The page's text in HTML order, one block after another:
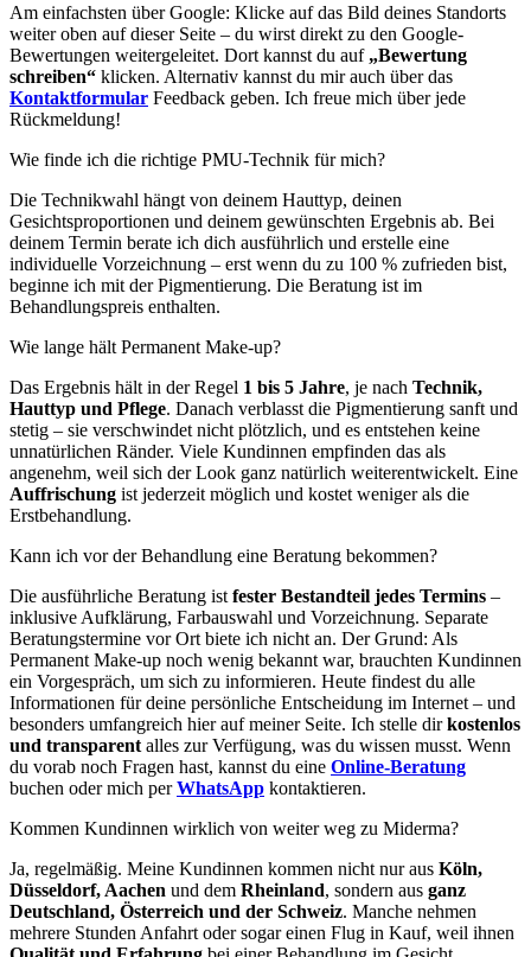
Am einfachsten über Google: Klicke auf das Bild deines Standorts
weiter oben auf dieser Seite – du wirst direkt zu den Google-
Bewertungen weitergeleitet. Dort kannst du auf „Bewertung
schreiben“ klicken. Alternativ kannst du mir auch über das
Kontaktformular Feedback geben. Ich freue mich über jede
Rückmeldung!
Wie finde ich die richtige PMU-Technik für mich?
Die Technikwahl hängt von deinem Hauttyp, deinen
Gesichtsproportionen und deinem gewünschten Ergebnis ab. Bei
deinem Termin berate ich dich ausführlich und erstelle eine
individuelle Vorzeichnung – erst wenn du zu 100 % zufrieden bist,
beginne ich mit der Pigmentierung. Die Beratung ist im
Behandlungspreis enthalten.
Wie lange hält Permanent Make-up?
Das Ergebnis hält in der Regel 1 bis 5 Jahre, je nach Technik,
Hauttyp und Pflege. Danach verblasst die Pigmentierung sanft und
stetig – sie verschwindet nicht plötzlich, und es entstehen keine
unnatürlichen Ränder. Viele Kundinnen empfinden das als
angenehm, weil sich der Look ganz natürlich weiterentwickelt. Eine
Auffrischung ist jederzeit möglich und kostet weniger als die
Erstbehandlung.
Kann ich vor der Behandlung eine Beratung bekommen?
Die ausführliche Beratung ist fester Bestandteil jedes Termins –
inklusive Aufklärung, Farbauswahl und Vorzeichnung. Separate
Beratungstermine vor Ort biete ich nicht an. Der Grund: Als
Permanent Make-up noch wenig bekannt war, brauchten Kundinnen
ein Vorgespräch, um sich zu informieren. Heute findest du alle
Informationen für deine persönliche Entscheidung im Internet – und
besonders umfangreich hier auf meiner Seite. Ich stelle dirkostenlos
und transparent alles zur Verfügung, was du wissen musst. Wenn
du vorab noch Fragen hast, kannst du eine Online-Beratung
buchen oder mich perWhatsApp kontaktieren.
Kommen Kundinnen wirklich von weiter weg zu Miderma?
Ja, regelmäßig. Meine Kundinnen kommen nicht nur aus Köln,
Düsseldorf, Aachen und dem Rheinland, sondern aus ganz
Deutschland, Österreich und der Schweiz. Manche nehmen
mehrere Stunden Anfahrt oder sogar einen Flug in Kauf, weil ihnen